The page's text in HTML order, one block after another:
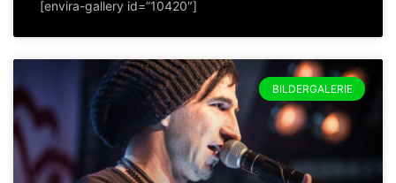
[envira-gallery id=”10420″]
BILDERGALERIE